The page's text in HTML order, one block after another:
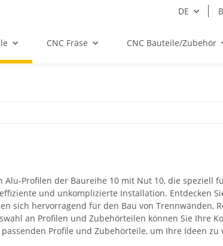
DE
CNC Fräse CNC Bauteile/Zubehör
Profilen der Baureihe 10 mit Nut 10, die
und unkomplizierte Installation. Entdecken
sich hervorragend für den Bau von
an Profilen und Zubehörteilen können Sie Ihre
Profile und Zubehörteile, um Ihre Ideen zu